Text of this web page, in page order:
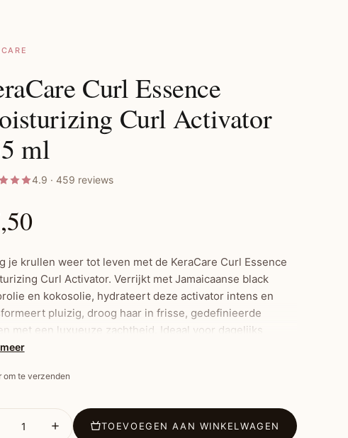
Curl Essence
Curl Activator
ml
4.9 · 459 reviews
je krullen weer tot leven met de KeraCare Curl Essence
Curl Activator. Verrijkt met Jamaicaanse black
en kokosolie, hydrateert deze activator intens en
pluizig, droog haar in frisse, gedefinieerde
met een luxueuze zachtheid. Ideaal voor dagelijks
of als stylingproduct op wasdagen.
voor texturen 3-4
om te verzenden
TOEVOEGEN AAN WINKELWAGEN